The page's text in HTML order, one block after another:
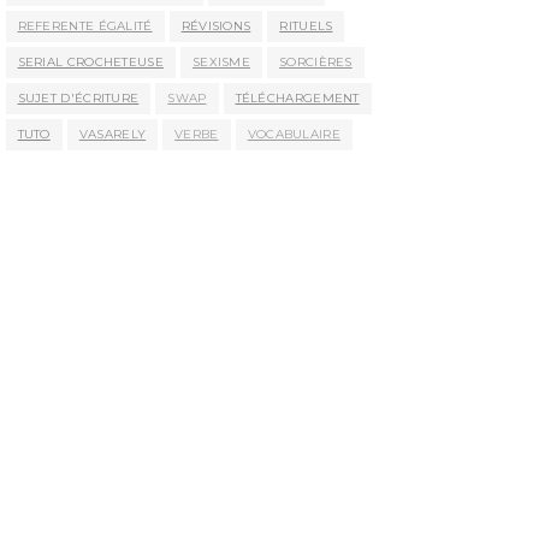
REFERENTE ÉGALITÉ RÉVISIONS RITUELS
SERIAL CROCHETEUSE SEXISME SORCIÈRES
SUJET D'ÉCRITURE SWAP TÉLÉCHARGEMENT
TUTO VASARELY VERBE VOCABULAIRE